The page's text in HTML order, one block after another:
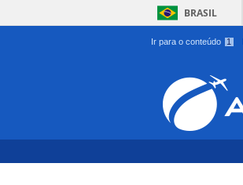
Ir para o conteúdo 1
BRASIL